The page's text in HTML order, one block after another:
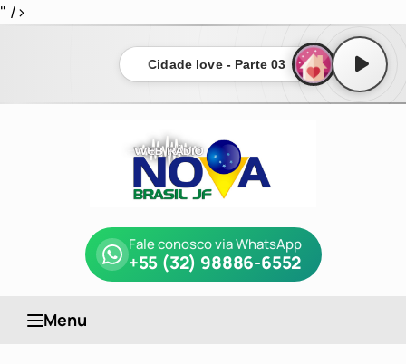
" />
Cidade love - Parte 03
Fale conosco via WhatsApp
+55 (32) 98886-6552
Menu